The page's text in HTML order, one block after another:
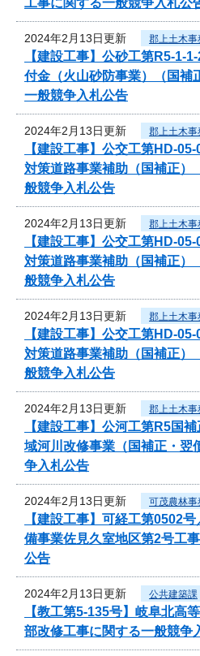
2024年2月13日更新 郡上土木事
【建設工事】公砂工第R5-1-
付金（火山砂防事業）（国補
一般競争入札公告
2024年2月13日更新 郡上土木事
【建設工事】公交工第HD-
対策道路事業補助（国補正）
般競争入札公告
2024年2月13日更新 郡上土木事
【建設工事】公交工第HD-
対策道路事業補助（国補正）
般競争入札公告
2024年2月13日更新 郡上土木事
【建設工事】公交工第HD-
対策道路事業補助（国補正）
般競争入札公告
2024年2月13日更新 郡上土木事
【建設工事】公河工第R5国
域河川改修事業（国補正・翌
争入札公告
2024年2月13日更新 可茂農林事
【建設工事】可経工第0502
備事業佐見久室地区第2号工
公告
2024年2月13日更新 公共建築課
【教工第5-135号】岐阜北高
部改修工事に関する一般競争